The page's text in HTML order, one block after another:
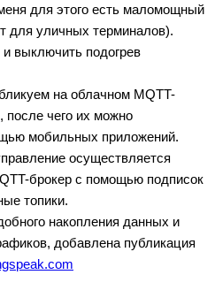
для этого есть маломощный
для уличных терминалов).
выключить подогрев
на облачном MQTT-
, после чего их можно
мобильных приложений.
осуществляется
брокер с помощью подписок
топики.
накопления данных и
добавлена публикация